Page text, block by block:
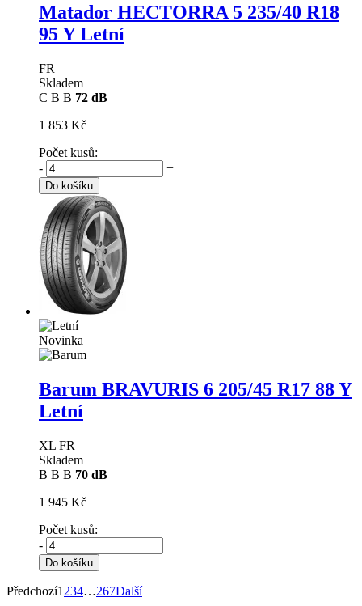
Matador HECTORRA 5 235/40 R18
95 Y Letní
FR
Skladem
C B B 72 dB
1 853 Kč
Počet kusů:
-
+
Do košíku
Novinka
Barum BRAVURIS 6 205/45 R17 88 Y
Letní
XL FR
Skladem
B B B 70 dB
1 945 Kč
Počet kusů:
-
+
Do košíku
Předchozí1 234…267Další